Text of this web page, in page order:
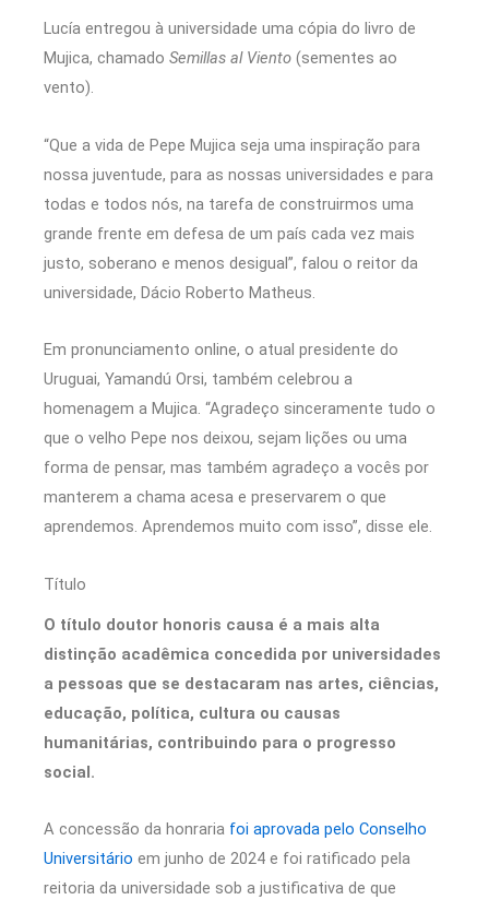
Lucía entregou à universidade uma cópia do livro de
Mujica, chamado Semillas al Viento (sementes ao
vento).
“Que a vida de Pepe Mujica seja uma inspiração para
nossa juventude, para as nossas universidades e para
todas e todos nós, na tarefa de construirmos uma
grande frente em defesa de um país cada vez mais
justo, soberano e menos desigual”, falou o reitor da
universidade, Dácio Roberto Matheus.
Em pronunciamento online, o atual presidente do
Uruguai, Yamandú Orsi, também celebrou a
homenagem a Mujica. “Agradeço sinceramente tudo o
que o velho Pepe nos deixou, sejam lições ou uma
forma de pensar, mas também agradeço a vocês por
manterem a chama acesa e preservarem o que
aprendemos. Aprendemos muito com isso”, disse ele.
Título
O título doutor honoris causa é a mais alta
distinção acadêmica concedida por universidades
a pessoas que se destacaram nas artes, ciências,
educação, política, cultura ou causas
humanitárias, contribuindo para o progresso
social.
A concessão da honraria foi aprovada pelo Conselho
Universitário em junho de 2024 e foi ratificado pela
reitoria da universidade sob a justificativa de que